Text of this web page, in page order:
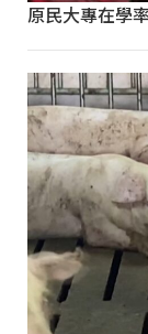
原民大專在學